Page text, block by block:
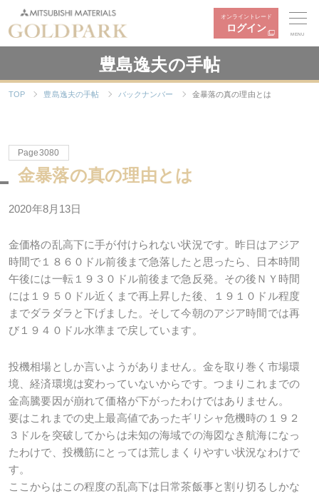
オンライントレード
ログイン
MENU
豊島逸夫の手帖
TOP 豊島逸夫の手帖 バックナンバー 金暴落の真の理由とは
Page3080
金暴落の真の理由とは
2020年8月13日
金価格の乱高下に手が付けられない状況です。昨日はアジア
時間で１８６０ドル前後まで急落したと思ったら、日本時間
午後には一転１９３０ドル前後まで急反発。その後ＮＹ時間
には１９５０ドル近くまで再上昇した後、１９１０ドル程度
までダラダラと下げました。そして今朝のアジア時間では再
び１９４０ドル水準まで戻しています。
投機相場としか言いようがありません。金を取り巻く市場環
境、経済環境は変わっていないからです。つまりこれまでの
金高騰要因が崩れて価格が下がったわけではありません。
要はこれまでの史上最高値であったギリシャ危機時の１９２
３ドルを突破してからは未知の海域での海図なき航海になっ
たわけで、投機筋にとっては荒しまくりやすい状況なわけで
す。
ここからはこの程度の乱高下は日常茶飯事と割り切るしかな